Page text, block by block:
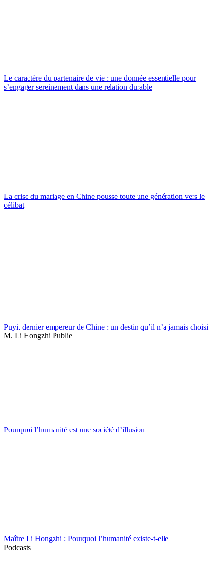
Le caractère du partenaire de vie : une donnée essentielle pour
s’engager sereinement dans une relation durable
La crise du mariage en Chine pousse toute une génération vers le
célibat
Puyi, dernier empereur de Chine : un destin qu’il n’a jamais choisi
M. Li Hongzhi Publie
Pourquoi l’humanité est une société d’illusion
Maître Li Hongzhi : Pourquoi l’humanité existe-t-elle
Podcasts